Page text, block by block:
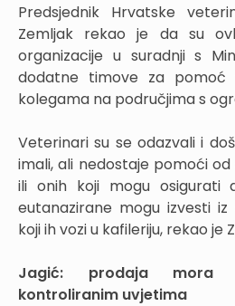
Predsjednik Hrvatske
Zemljak rekao je da su
organizacije u suradnji s
dodatne timove za pomoć
kolegama na područjima s
Veterinari su se odazvali i
imali, ali nedostaje pomoći
ili onih koji mogu osigurati
eutanazirane mogu izvesti
koji ih vozi u kafileriju, rekao je
Jagić: prodaja mora
kontroliranim uvjetima